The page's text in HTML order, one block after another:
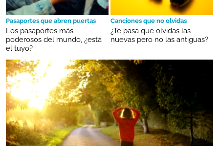
Pasaportes que abren puertas
Los pasaportes más
poderosos del mundo, ¿está
el tuyo?
Canciones que no olvidas
¿Te pasa que olvidas las
nuevas pero no las antiguas?